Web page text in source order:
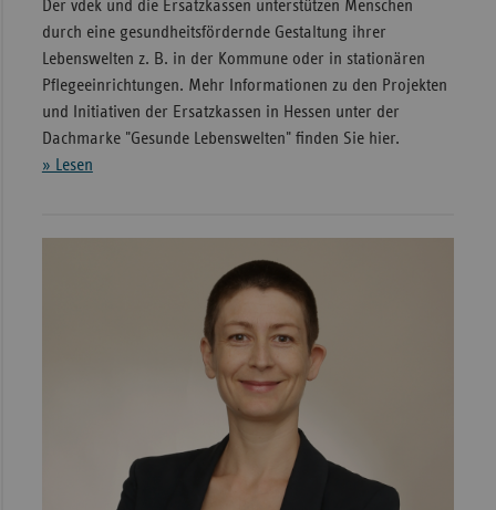
Der vdek und die Ersatzkassen unterstützen Menschen
durch eine gesundheitsfördernde Gestaltung ihrer
Lebenswelten z. B. in der Kommune oder in stationären
Pflegeeinrichtungen. Mehr Informationen zu den Projekten
und Initiativen der Ersatzkassen in Hessen unter der
Dachmarke "Gesunde Lebenswelten" finden Sie hier.
» Lesen